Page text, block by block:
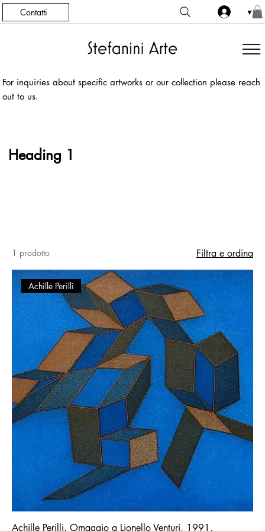
Contatti ▼
For inquiries about specific artworks or our collection please reach
out to us.
Heading 1
1 prodotto Filtra e ordina
Achille Perilli
Achille Perilli, Omaggio a Lionello Venturi, 1991,